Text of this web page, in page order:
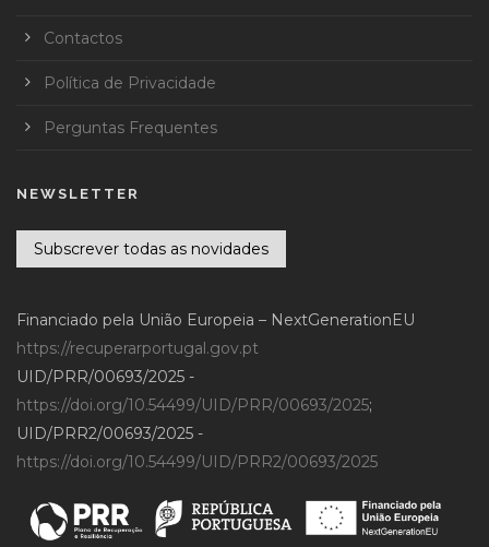
Contactos
Política de Privacidade
Perguntas Frequentes
NEWSLETTER
Subscrever todas as novidades
Financiado pela União Europeia – NextGenerationEU
https://recuperarportugal.gov.pt
UID/PRR/00693/2025 -
https://doi.org/10.54499/UID/PRR/00693/2025;
UID/PRR2/00693/2025 -
https://doi.org/10.54499/UID/PRR2/00693/2025